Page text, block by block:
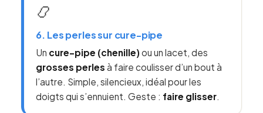
📿
6. Les perles sur cure-pipe
Un cure-pipe (chenille) ou un lacet, des
grosses perles à faire coulisser d’un bout à
l’autre. Simple, silencieux, idéal pour les
doigts qui s’ennuient. Geste : faire glisser